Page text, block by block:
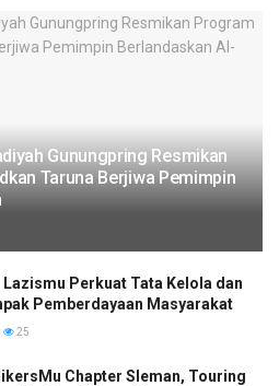
Gunungpring Resmikan
Taruna Berjiwa Pemimpin
Perkuat Tata Kelola dan
Pemberdayaan Masyarakat
25
Chapter Sleman, Touring